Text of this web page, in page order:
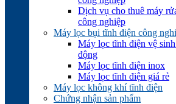
Dịch vụ cho thuê máy
công nghiệp
Máy lọc bụi tĩnh điện công
Máy lọc tĩnh điện vệ
động
Máy lọc tĩnh điện inox
Máy lọc tĩnh điện giá rẻ
Máy lọc không khí tĩnh điện
Chứng nhận sản phẩm